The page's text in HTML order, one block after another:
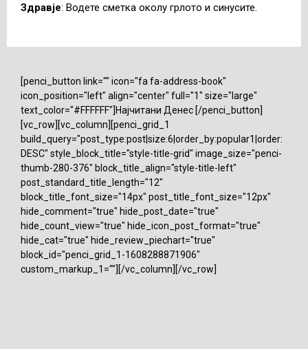
Здравје: Водете сметка околу грлото и синусите.
[penci_button link="" icon="fa fa-address-book"
icon_position="left" align="center" full="1" size="large"
text_color="#FFFFFF"]Најчитани Денес [/penci_button]
[vc_row][vc_column][penci_grid_1
build_query="post_type:post|size:6|order_by:popular1|order:
DESC" style_block_title="style-title-grid" image_size="penci-
thumb-280-376" block_title_align="style-title-left"
post_standard_title_length="12"
block_title_font_size="14px" post_title_font_size="12px"
hide_comment="true" hide_post_date="true"
hide_count_view="true" hide_icon_post_format="true"
hide_cat="true" hide_review_piechart="true"
block_id="penci_grid_1-1608288871906"
custom_markup_1=""][/vc_column][/vc_row]